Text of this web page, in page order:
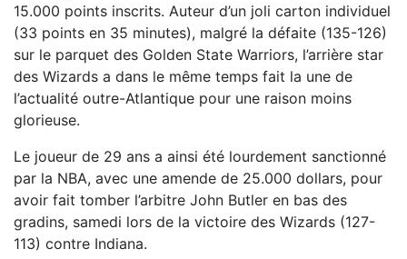
15.000 points inscrits. Auteur d’un joli carton individuel
(33 points en 35 minutes), malgré la défaite (135-126)
sur le parquet des Golden State Warriors, l’arrière star
des Wizards a dans le même temps fait la une de
l’actualité outre-Atlantique pour une raison moins
glorieuse.
Le joueur de 29 ans a ainsi été lourdement sanctionné
par la NBA, avec une amende de 25.000 dollars, pour
avoir fait tomber l’arbitre John Butler en bas des
gradins, samedi lors de la victoire des Wizards (127-
113) contre Indiana.